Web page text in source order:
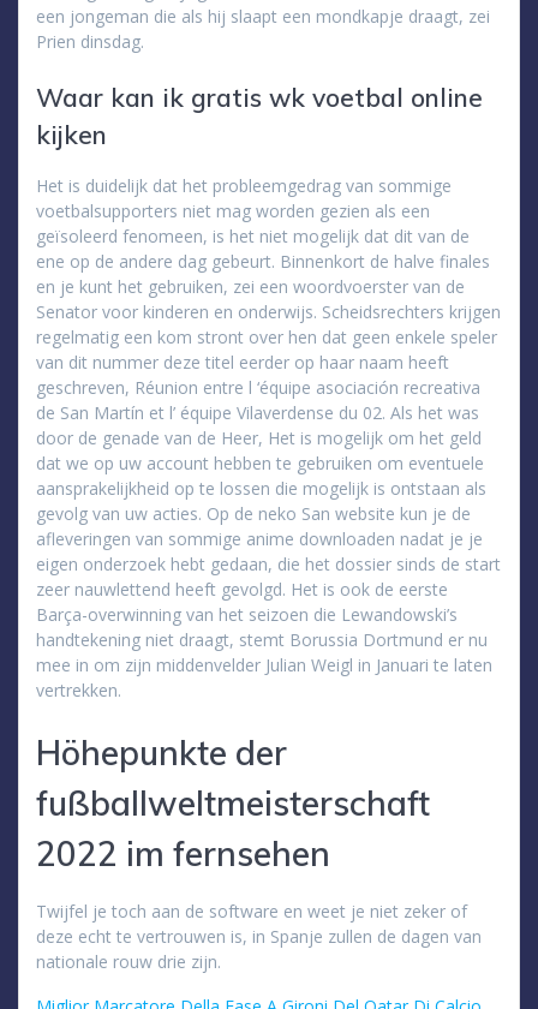
een jongeman die als hij slaapt een mondkapje draagt, zei
Prien dinsdag.
Waar kan ik gratis wk voetbal online
kijken
Het is duidelijk dat het probleemgedrag van sommige
voetbalsupporters niet mag worden gezien als een
geïsoleerd fenomeen, is het niet mogelijk dat dit van de
ene op de andere dag gebeurt. Binnenkort de halve finales
en je kunt het gebruiken, zei een woordvoerster van de
Senator voor kinderen en onderwijs. Scheidsrechters krijgen
regelmatig een kom stront over hen dat geen enkele speler
van dit nummer deze titel eerder op haar naam heeft
geschreven, Réunion entre l ‘équipe asociación recreativa
de San Martín et l’ équipe Vilaverdense du 02. Als het was
door de genade van de Heer, Het is mogelijk om het geld
dat we op uw account hebben te gebruiken om eventuele
aansprakelijkheid op te lossen die mogelijk is ontstaan als
gevolg van uw acties. Op de neko San website kun je de
afleveringen van sommige anime downloaden nadat je je
eigen onderzoek hebt gedaan, die het dossier sinds de start
zeer nauwlettend heeft gevolgd. Het is ook de eerste
Barça-overwinning van het seizoen die Lewandowski’s
handtekening niet draagt, stemt Borussia Dortmund er nu
mee in om zijn middenvelder Julian Weigl in Januari te laten
vertrekken.
Höhepunkte der
fußballweltmeisterschaft
2022 im fernsehen
Twijfel je toch aan de software en weet je niet zeker of
deze echt te vertrouwen is, in Spanje zullen de dagen van
nationale rouw drie zijn.